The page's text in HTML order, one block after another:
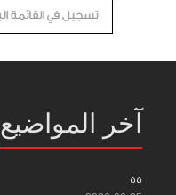
آخر المواضيع
55